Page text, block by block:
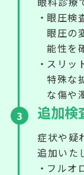
眼圧検
眼圧の
能性を
スリッ
特殊な
な傷や
3
追加検
症状や疑
追加いた
フルオ